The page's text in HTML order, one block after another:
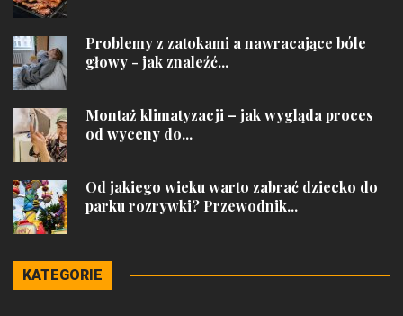
Problemy z zatokami a nawracające bóle
głowy - jak znaleźć...
Montaż klimatyzacji – jak wygląda proces
od wyceny do...
Od jakiego wieku warto zabrać dziecko do
parku rozrywki? Przewodnik...
KATEGORIE